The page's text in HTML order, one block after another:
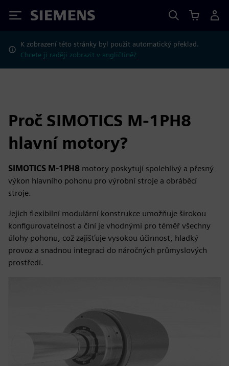
Siemens
K zobrazení této stránky byl použit automatický překlad.
Chcete ji raději zobrazit v angličtině?
Proč SIMOTICS M-1PH8
hlavní motory?
SIMOTICS M-1PH8 motory poskytují spolehlivý a přesný
výkon hlavního pohonu pro výrobní stroje a obráběcí
stroje.
Jejich flexibilní modulární konstrukce umožňuje širokou
konfigurovatelnost a činí je vhodnými pro téměř všechny
úlohy pohonu, což zajišťuje vysokou účinnost, hladký
provoz a snadnou integraci do náročných průmyslových
prostředí.